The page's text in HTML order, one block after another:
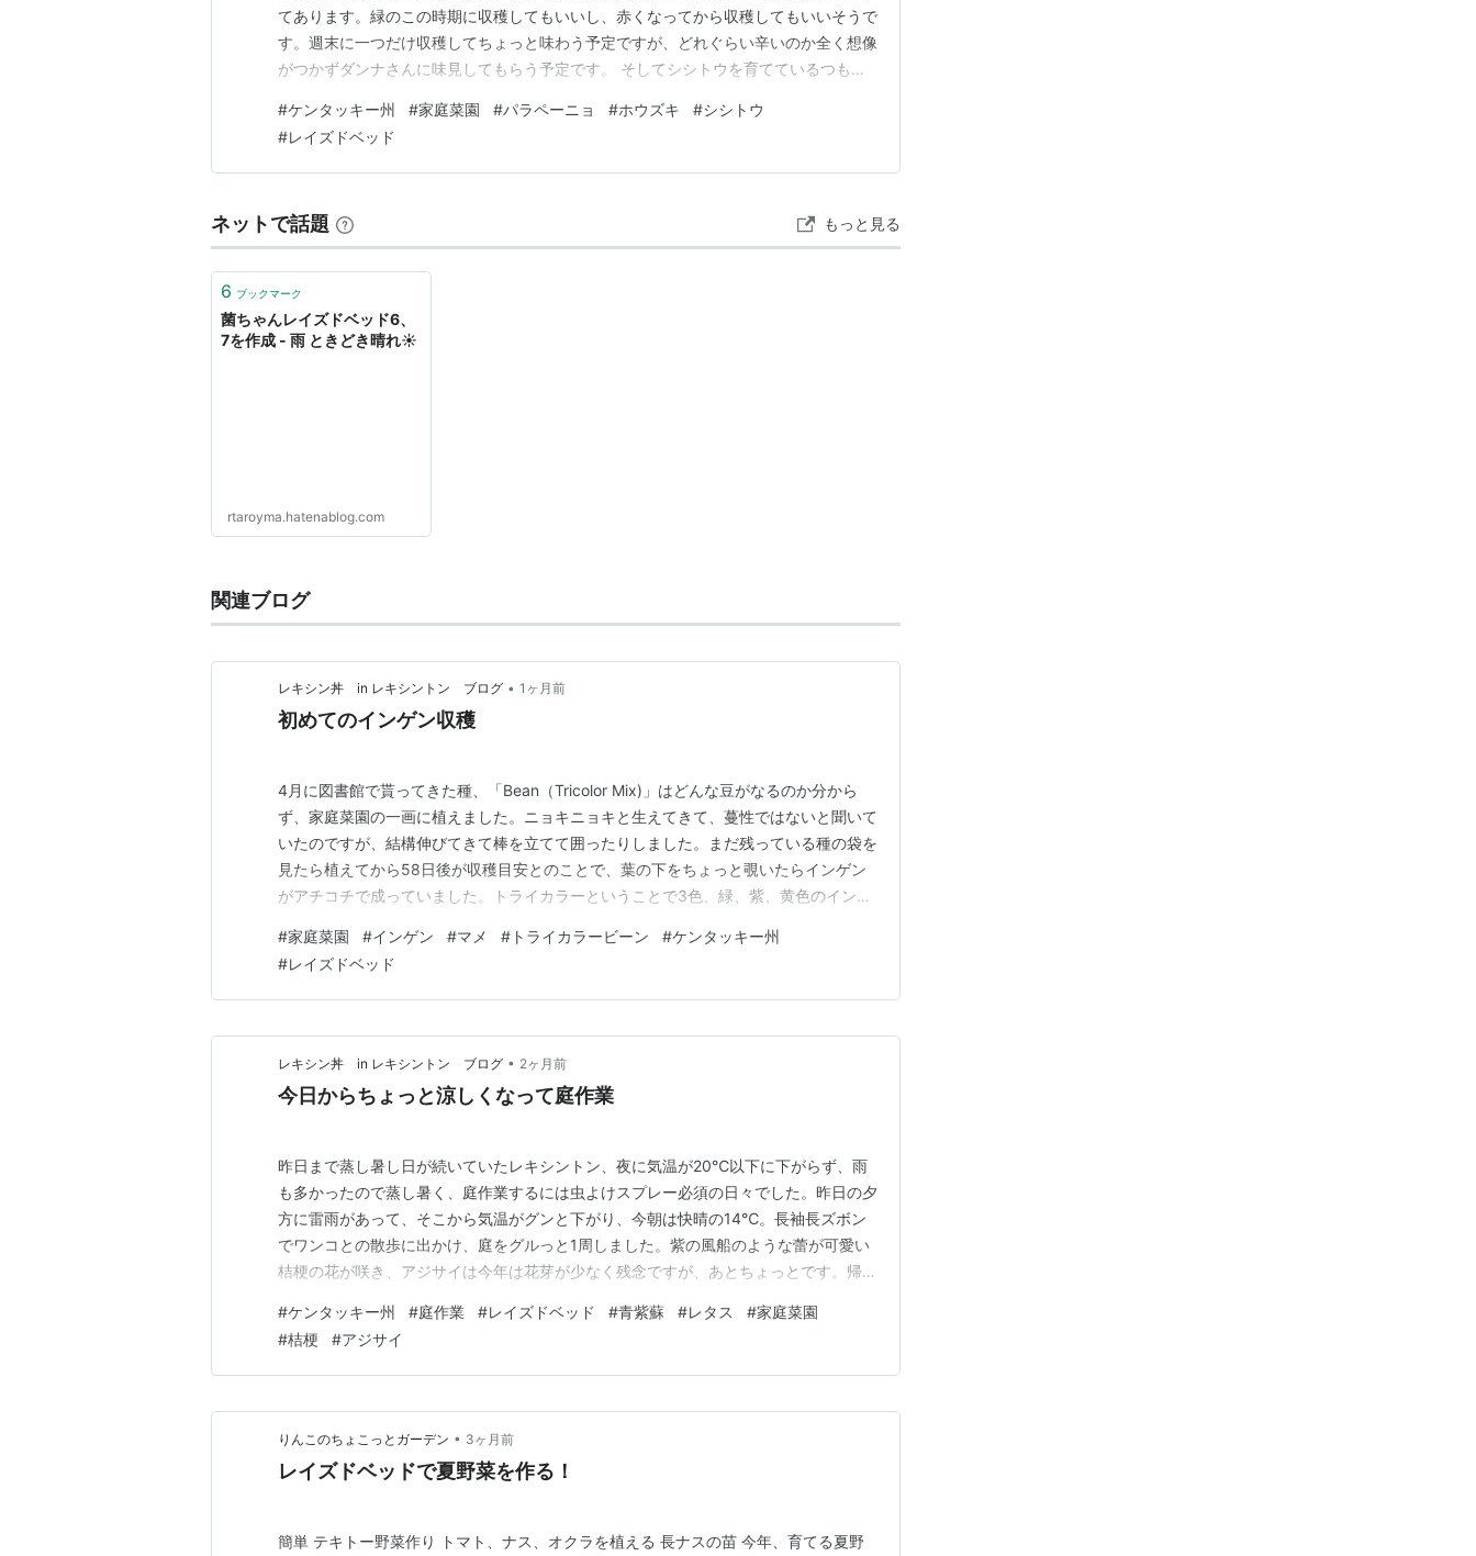
てあります。緑のこの時期に収穫してもいいし、赤くなってから収穫してもいいそうで
す。週末に一つだけ収穫してちょっと味わう予定ですが、どれぐらい辛いのか全く想像
がつかずダンナさんに味見してもらう予定です。 そしてシシトウを育てているつもり
ブドウホウズキなら食用ですが、それも分からずなぜこんなに沢山育ってしまったの
か、、、。引っこ抜いて処分しようと思っ…
#ケンタッキー州 #家庭菜園 #パラペーニョ #ホウズキ #シシトウ
#レイズドベッド
ネットで話題 もっと見る
6 ブックマーク
菌ちゃんレイズドベッド6、
7を作成 - 雨 ときどき晴れ☀
rtaroyma.hatenablog.com
関連ブログ
レキシン丼 in レキシントン ブログ • 1ヶ月前
初めてのインゲン収穫
4月に図書館で貰ってきた種、「Bean（Tricolor Mix)」はどんな豆がなるのか分から
ず、家庭菜園の一画に植えました。ニョキニョキと生えてきて、蔓性ではないと聞いて
いたのですが、結構伸びてきて棒を立てて囲ったりしました。まだ残っている種の袋を
見たら植えてから58日後が収穫目安とのことで、葉の下をちょっと覗いたらインゲン
がアチコチで成っていました。トライカラーということで3色、緑、紫、黄色のインゲ
べても、胡麻和えにしても、炒めても美味しい～。日々成長していくのでドンドン収穫
出来て便利です。
#家庭菜園 #インゲン #マメ # トライカラービーン #ケンタッキー州
#レイズドベッド
レキシン丼 in レキシントン ブログ • 2ヶ月前
今日からちょっと涼しくなって庭作業
昨日まで蒸し暑し日が続いていたレキシントン、夜に気温が20℃以下に下がらず、雨
も多かったので蒸し暑く、庭作業するには虫よけスプレー必須の日々でした。昨日の夕
方に雷雨があって、そこから気温がグンと下がり、今朝は快晴の14℃。長袖長ズボン
でワンコとの散歩に出かけ、庭をグルっと1周しました。紫の風船のような蕾が可愛い
桔梗の花が咲き、アジサイは今年は花芽が少なく残念ですが、あとちょっとです。帰国
枯れて新芽がグングン伸びていました。レイズドベッドで囲っている家庭菜園、青紫蘇
を日々切って使っていますが茂って大変です。ニラ、ネギ、…
#ケンタッキー州 #庭作業 #レイズドベッド #青紫蘇 #レタス #家庭菜園
#桔梗 #アジサイ
りんこのちょこっとガーデン • 3ヶ月前
レイズドベッドで夏野菜を作る！
簡単 テキトー野菜作り トマト、ナス、オクラを植える 長ナスの苗 今年、育てる夏野